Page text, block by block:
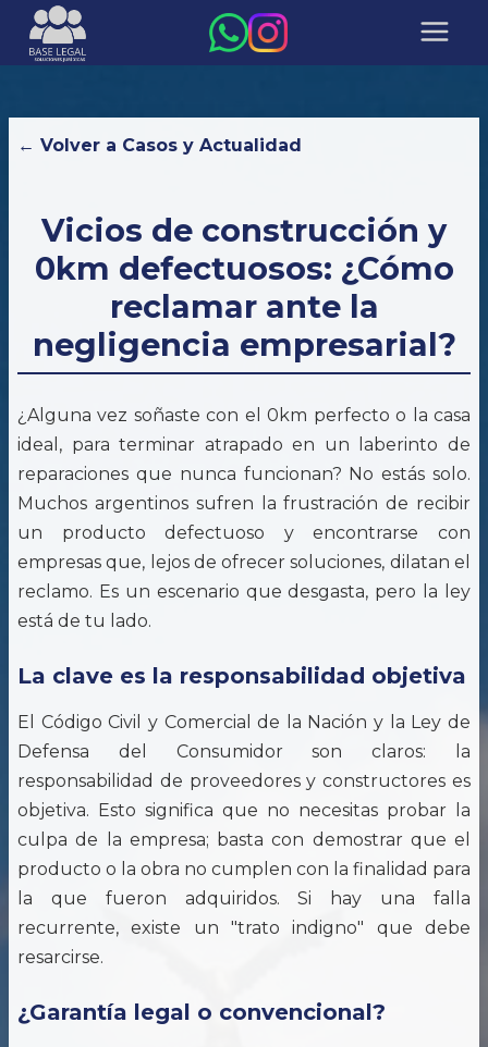
← Volver a Casos y Actualidad
Vicios de construcción y
0km defectuosos: ¿Cómo
reclamar ante la
negligencia empresarial?
¿Alguna vez soñaste con el 0km perfecto o la casa
ideal, para terminar atrapado en un laberinto de
reparaciones que nunca funcionan? No estás solo.
Muchos argentinos sufren la frustración de recibir
un producto defectuoso y encontrarse con
empresas que, lejos de ofrecer soluciones, dilatan el
reclamo. Es un escenario que desgasta, pero la ley
está de tu lado.
La clave es la responsabilidad objetiva
El Código Civil y Comercial de la Nación y la Ley de
Defensa del Consumidor son claros: la
responsabilidad de proveedores y constructores es
objetiva. Esto significa que no necesitas probar la
culpa de la empresa; basta con demostrar que el
producto o la obra no cumplen con la finalidad para
la que fueron adquiridos. Si hay una falla
recurrente, existe un "trato indigno" que debe
resarcirse.
¿Garantía legal o convencional?